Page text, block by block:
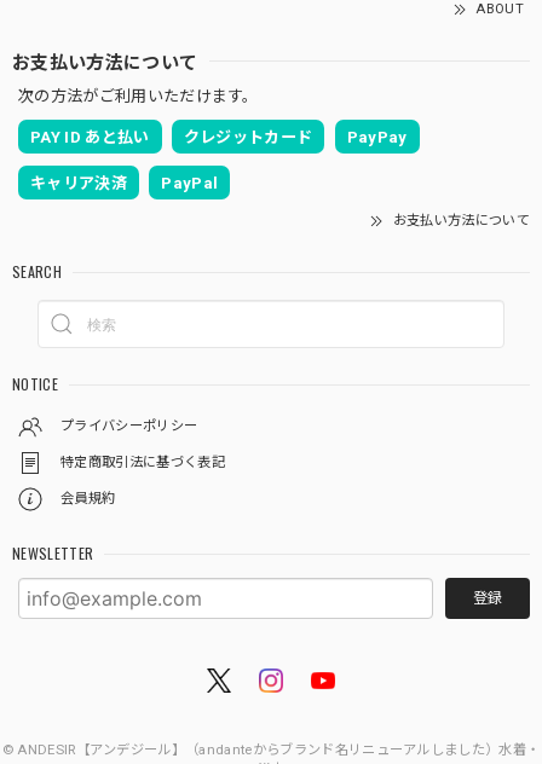
ABOUT
お支払い方法について
次の方法がご利用いただけます。
PAY ID あと払い クレジットカード PayPay
キャリア決済 PayPal
お支払い方法について
SEARCH
NOTICE
プライバシーポリシー
特定商取引法に基づく表記
会員規約
NEWSLETTER
登録
© ANDESIR【アンデジール】（andanteからブランド名リニューアルしました）水着・